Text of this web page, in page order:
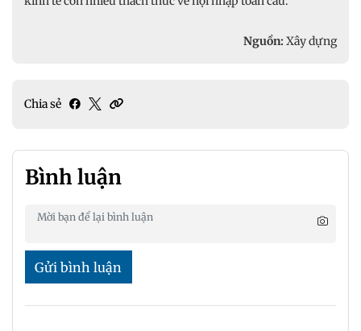
Nguồn: Xây dựng
Chia sẻ
Bình luận
Gửi bình luận